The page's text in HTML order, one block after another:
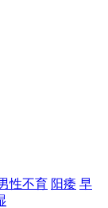
性不育 阳痿 早